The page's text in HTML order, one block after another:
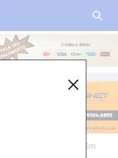
27/09/2022 às 02h36m